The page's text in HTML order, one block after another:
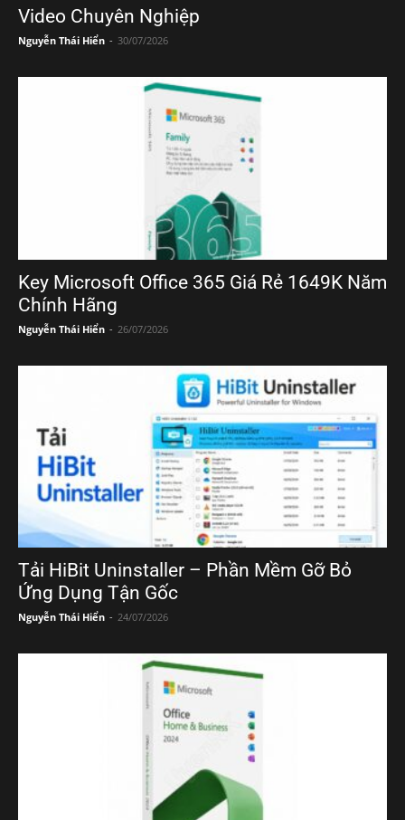
Video Chuyên Nghiệp
Nguyễn Thái Hiển - 30/07/2026
Key Microsoft Office 365 Giá Rẻ 1649K Năm
Chính Hãng
Nguyễn Thái Hiển - 26/07/2026
Tải HiBit Uninstaller – Phần Mềm Gỡ Bỏ
Ứng Dụng Tận Gốc
Nguyễn Thái Hiển - 24/07/2026